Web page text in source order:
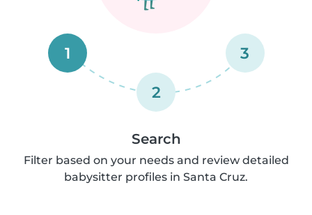
1
2
3
Search
Filter based on your needs and review detailed
babysitter profiles in Santa Cruz.